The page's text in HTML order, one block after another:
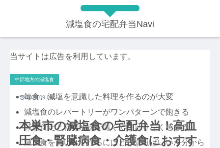
減塩食の宅配弁当Navi
当サイトは広告を利用しています。
本巣市の減塩食の宅配弁当！高血
圧食・腎臓病食・介護食におすす
中部地方の減塩食
2023.09.09
毎食、減塩を意識した料理を作るのが大変
減塩食のレパートリーがワンパターンで飽きる
減塩食だと料理が味が薄くて物足りなく感じる
減塩食をおいしく作るにはどうすればいいか分から